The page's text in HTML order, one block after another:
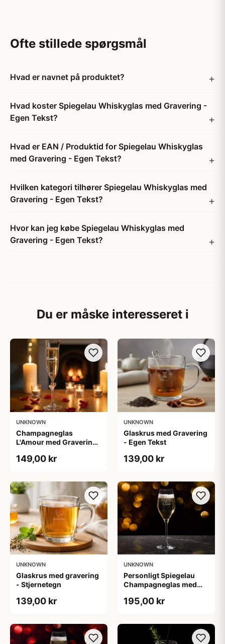
Ofte stillede spørgsmål
Hvad er navnet på produktet?
Hvad koster Spiegelau Whiskyglas med Gravering -
Egen Tekst?
Hvad er EAN / Produktid for Spiegelau Whiskyglas
med Gravering - Egen Tekst?
Hvilken kategori tilhører Spiegelau Whiskyglas med
Gravering - Egen Tekst?
Hvor kan jeg købe Spiegelau Whiskyglas med
Gravering - Egen Tekst?
Du er måske interesseret i
UNKNOWN
Champagneglas
L'Amour med Gravering
149,00 kr
UNKNOWN
Glaskrus med Gravering
- Egen Tekst
139,00 kr
UNKNOWN
Glaskrus med gravering
- Stjernetegn
139,00 kr
UNKNOWN
Personligt Spiegelau
Champagneglas med
195,00 kr